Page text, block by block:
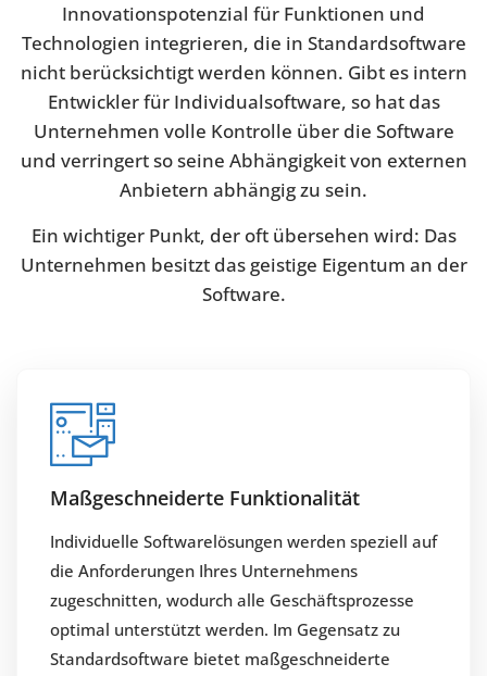
Innovationspotenzial für Funktionen und
Technologien integrieren, die in Standardsoftware
nicht berücksichtigt werden können. Gibt es intern
Entwickler für Individualsoftware, so hat das
Unternehmen volle Kontrolle über die Software
und verringert so seine Abhängigkeit von externen
Anbietern abhängig zu sein.
Ein wichtiger Punkt, der oft übersehen wird: Das
Unternehmen besitzt das geistige Eigentum an der
Software.
Maßgeschneiderte Funktionalität
Individuelle Softwarelösungen werden speziell auf
die Anforderungen Ihres Unternehmens
zugeschnitten, wodurch alle Geschäftsprozesse
optimal unterstützt werden. Im Gegensatz zu
Standardsoftware bietet maßgeschneiderte